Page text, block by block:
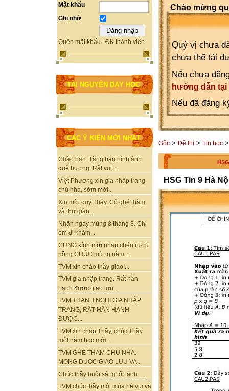
Mật khẩu
Ghi nhớ
Quên mật khẩu ĐK thành viên
TÀI NGUYÊN DẠY HỌC
CÁC Ý KIẾN MỚI NHẤT
Chào bạn. Tặng bạn hình ảnh
quê hương. Rất vui...
Việt Phương xin gia nhập trang
chủ nhà, sớm mời...
Xin mời quý Thầy, Cô ghé thăm
và thư giản...
Nhân ngày mùng 8 tháng 3. Chị
em đi khám...
CUNG kính mời nhau chén rượu
nồng CHÚC mừng năm...
TVM xin chào thầy giáo!...
TVM gia nhập trang. Rất hân
hạnh được giao lưu...
TVM THANH NGHỊ GIA NHẬP
TRANG, RẤT HÂN HẠNH
ĐƯỢC...
TVM xin chào Thầy, chúc Thầy
một năm học mới...
TVM GHE THAM CHU NHA.
MONG DUOC GIAO LUU VA...
Chúc thầy buổi sáng tốt lành. ...
TVM chúc thầy một mùa hè vui và
Chào mừng
Quý vị chưa
chưa thể tải
Nếu chưa
hướng dẫn tại
Nếu đã đăng
Gốc > Đề thi > Tin học
HSG Tin 9 Hà